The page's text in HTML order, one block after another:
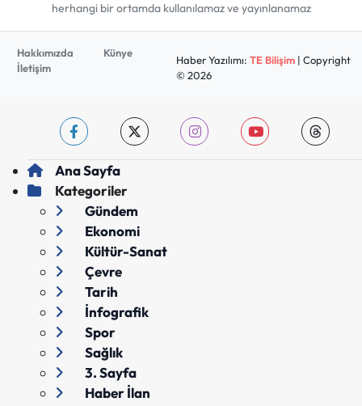
herhangi bir ortamda kullanılamaz ve yayınlanamaz
Hakkımızda
Künye
İletişim
Haber Yazılımı: TE Bilişim| Copyright
© 2026
Ana Sayfa
Kategoriler
Gündem
Ekonomi
Kültür-Sanat
Çevre
Tarih
İnfografik
Spor
Sağlık
3. Sayfa
Haber İlan